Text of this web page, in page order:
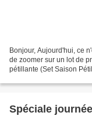
Bonjour, Aujourd'hui, ce
de zoomer sur un lot de
pétillante (Set Saison
Spéciale